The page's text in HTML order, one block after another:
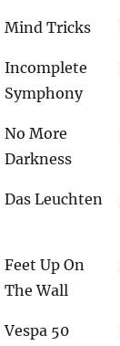
Mind Tricks
Incomplete
Symphony
No More
Darkness
Das Leuchten
Feet Up On
The Wall
Vespa 50